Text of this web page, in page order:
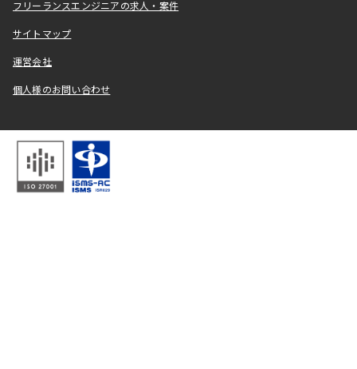
フリーランスエンジニアの求人・案件
サイトマップ
運営会社
個人様のお問い合わせ